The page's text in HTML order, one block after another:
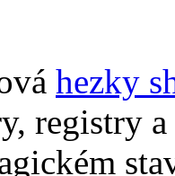
hezky
registry